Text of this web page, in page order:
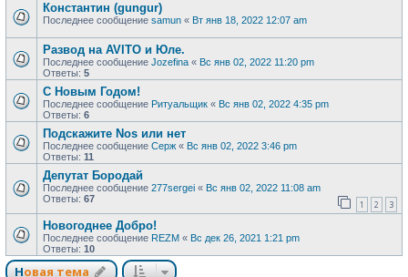
Константин (gungur)
Последнее сообщение samun « Вт янв 18, 2022 12:07 am
Развод на AVITO и Юле.
Последнее сообщение Jozefina « Вс янв 02, 2022 11:20 pm
Ответы: 5
С Новым Годом!
Последнее сообщение Ритуальщик « Вс янв 02, 2022 4:35 pm
Ответы: 6
Подскажите Nos или нет
Последнее сообщение Серж « Вс янв 02, 2022 3:46 pm
Ответы: 11
Депутат Бородай
Последнее сообщение 277sergei « Вс янв 02, 2022 11:08 am
Ответы: 67 1 2 3
Новогоднее Добро!
Последнее сообщение REZM « Вс дек 26, 2021 1:21 pm
Ответы: 10
Новая тема